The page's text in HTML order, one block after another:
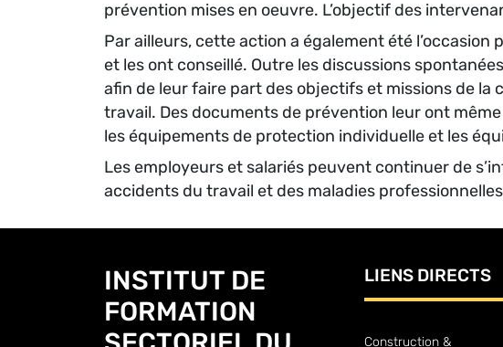
prévention mises en oeuvre. L’objectif des
Par ailleurs, cette action a également été
et les ont conseillé. Outre les discussions
afin de leur faire part des objectifs et missions de la
travail. Des documents de prévention leur ont
les équipements de protection individuelle et les
Les employeurs et salariés peuvent continuer de
accidents du travail et des maladies
INSTITUT DE
FORMATION
LIENS DIRECTS
Construction &